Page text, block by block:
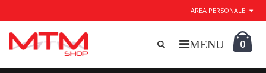
AREA PERSONALE
0